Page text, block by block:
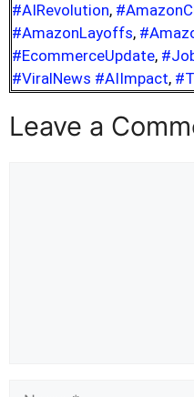
#AIRevolution,
#AmazonLayoffs,
#EcommerceUpdate,
#ViralNews #AIImpact,
Leave a